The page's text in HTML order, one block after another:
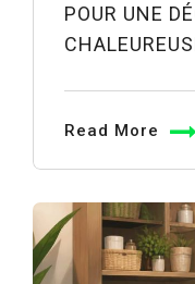
POUR UNE
Read More